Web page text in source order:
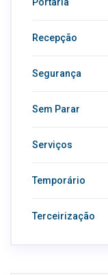
Portaria
Recepção
Segurança
Sem Parar
Serviços
Temporário
Terceirização